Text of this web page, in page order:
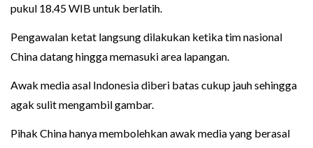
pukul 18.45 WIB untuk berlatih.
Pengawalan ketat langsung dilakukan ketika tim nasional
China datang hingga memasuki area lapangan.
Awak media asal Indonesia diberi batas cukup jauh sehingga
agak sulit mengambil gambar.
Pihak China hanya membolehkan awak media yang berasal